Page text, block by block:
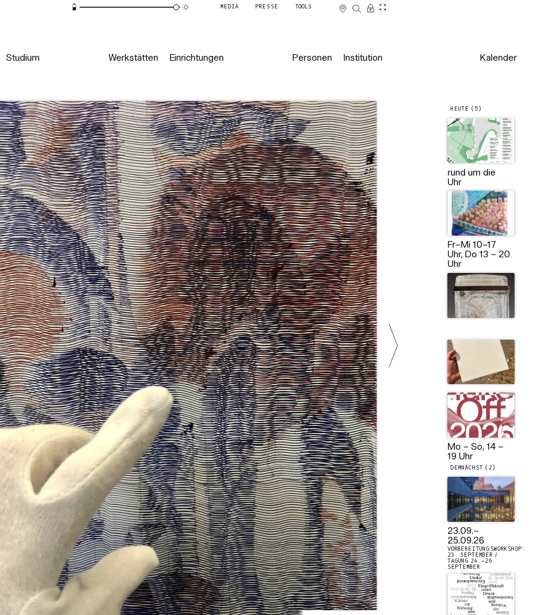
MEDIA PRESSE TOOLS
Studium Werkstätten Einrichtungen Personen Institution Kalender
HEUTE (5)
rund um die
Uhr
Fr–Mi 10–17
Uhr, Do 13 – 20
Uhr
Mo – So, 14 –
19 Uhr
DEMNÄCHST (2)
23.09.–
25.09.26
VORBEREITUNGSWORKSHOP:
23. SEPTEMBER /
TAGUNG 24.–26.
SEPTEMBER